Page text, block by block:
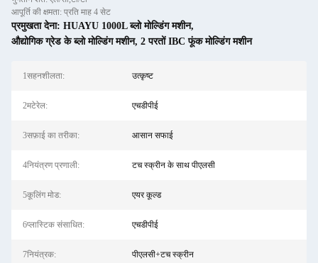
आपूर्ति की क्षमता: प्रति माह 4 सेट
प्रमुखता देना: HUAYU 1000L ब्लो मोल्डिंग मशीन,
औद्योगिक ग्रेड के ब्लो मोल्डिंग मशीन, 2 परतों IBC फूंक मोल्डिंग मशीन
1सहनशीलता: उत्कृष्ट
2मटेरेल: एचडीपीई
3सफ़ाई का तरीका: आसान सफाई
4नियंत्रण प्रणाली: टच स्क्रीन के साथ पीएलसी
5कूलिंग मोड: एयर कूल्ड
6प्लास्टिक संसाधित: एचडीपीई
7नियंत्रक: पीएलसी+टच स्क्रीन